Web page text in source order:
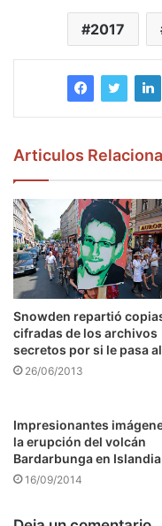
2017
Articulos
Snowden repartió
cifradas de los archivos
secretos por si le pasa
26/06/2013
Impresionantes
la erupción del volcán
Bardarbunga en Islandia
16/09/2014